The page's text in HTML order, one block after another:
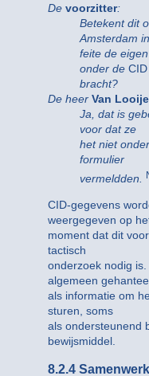
De voorzitter:
Betekent dit
Amsterdam in
feite de eigen
onder de CID
bracht?
De heer Van
Ja, dat is
voor dat ze
het niet
formulier
vermeldden.
CID-gegevens
weergegeven op
moment dat dit
tactisch
onderzoek nodig
algemeen
als informatie om
sturen, soms
als ondersteunend
bewijsmiddel.
8.2.4